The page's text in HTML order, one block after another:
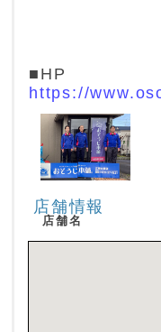
■HP
https://
店舗情報
店舗名